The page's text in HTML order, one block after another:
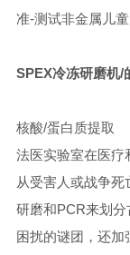
准-测试非金属儿
SPEX冷冻研磨机/
核酸/蛋白质提取
法医实验室在医疗
从受害人或战争
研磨和PCR来划
困扰的谜团，还加